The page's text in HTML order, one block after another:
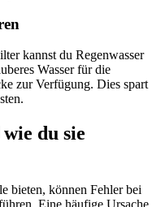
kannst du Regenwasser
Wasser für die
zur Verfügung. Dies spart
du sie
bieten, können Fehler bei